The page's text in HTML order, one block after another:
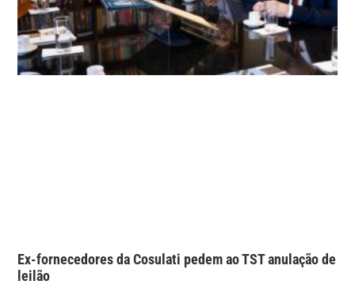
Ex-fornecedores da Cosulati pedem ao TST anulação de
leilão